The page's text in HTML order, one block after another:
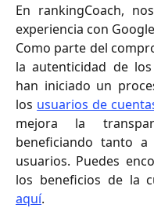
En rankingCoach,
experiencia con
Como parte del
la autenticidad de
han iniciado un
los usuarios de
mejora la
beneficiando tanto
usuarios. Puedes
los beneficios de la
aquí.